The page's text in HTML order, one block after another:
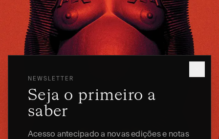
NEWSLETTER
Seja o primeiro a
saber
Acesso antecipado a novas edições e notas